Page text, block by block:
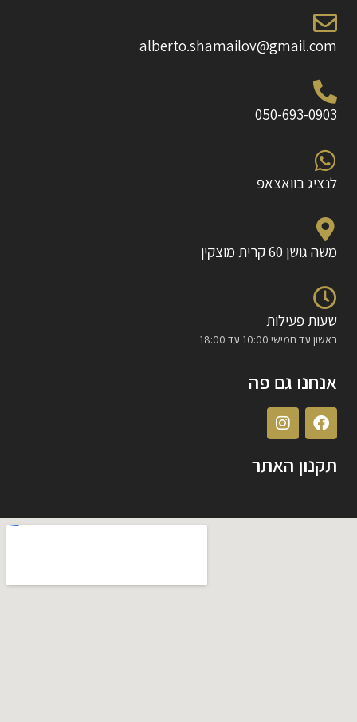
alberto.shamailov@gmail.com
050-693-0903
לנציג בוואצאפ
משה גושן 60 קרית מוצקין
שעות פעילות
ראשון עד חמישי 10:00 עד 18:00
אנחנו גם פה
תקנון האתר